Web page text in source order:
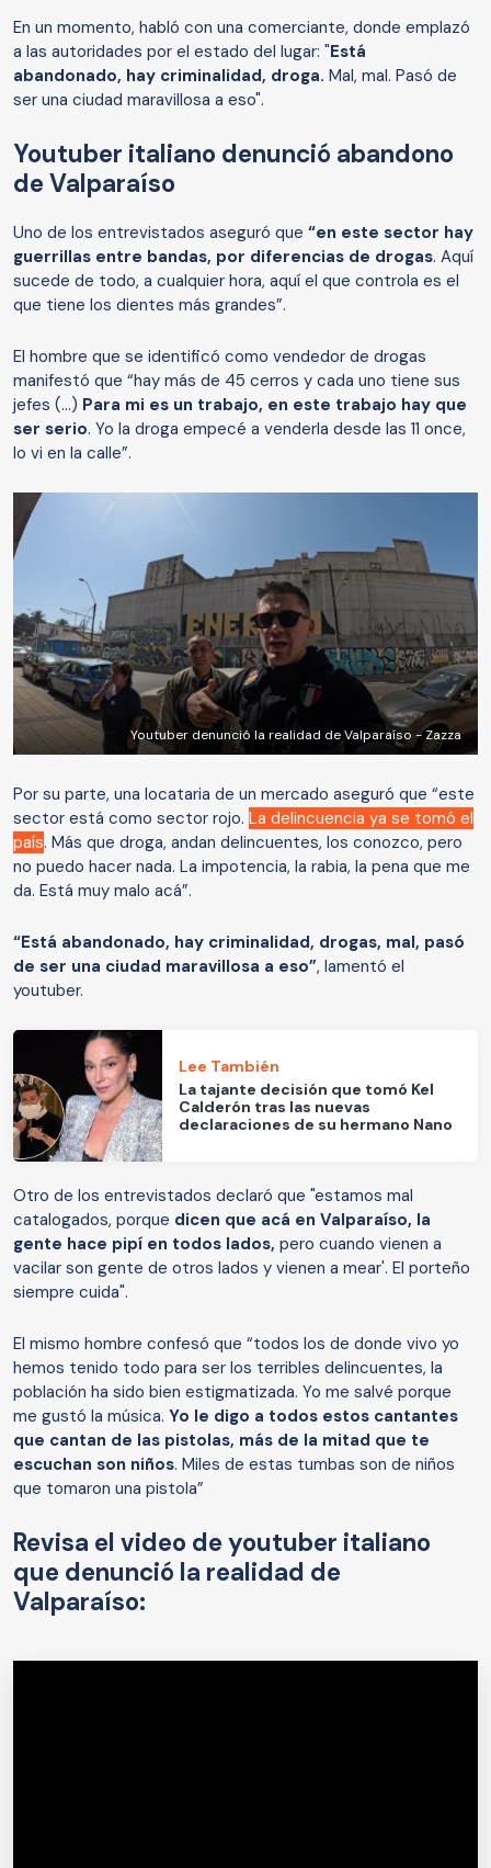
En un momento, habló con una comerciante, donde emplazó
a las autoridades por el estado del lugar: "Está
abandonado, hay criminalidad, droga. Mal, mal. Pasó de
ser una ciudad maravillosa a eso".
Youtuber italiano denunció abandono
de Valparaíso
Uno de los entrevistados aseguró que “en este sector hay
guerrillas entre bandas, por diferencias de drogas. Aquí
sucede de todo, a cualquier hora, aquí el que controla es el
que tiene los dientes más grandes”.
El hombre que se identificó como vendedor de drogas
manifestó que “hay más de 45 cerros y cada uno tiene sus
jefes (...) Para mi es un trabajo, en este trabajo hay que
ser serio. Yo la droga empecé a venderla desde las 11 once,
lo vi en la calle”.
Youtuber denunció la realidad de Valparaíso - Zazza
Por su parte, una locataria de un mercado aseguró que “este
sector está como sector rojo. La delincuencia ya se tomó el
país. Más que droga, andan delincuentes, los conozco, pero
no puedo hacer nada. La impotencia, la rabia, la pena que me
da. Está muy malo acá”.
“Está abandonado, hay criminalidad, drogas, mal, pasó
de ser una ciudad maravillosa a eso”, lamentó el
youtuber.
Lee También
La tajante decisión que tomó Kel
Calderón tras las nuevas
declaraciones de su hermano Nano
Otro de los entrevistados declaró que "estamos mal
catalogados, porque dicen que acá en Valparaíso, la
gente hace pipí en todos lados, pero cuando vienen a
vacilar son gente de otros lados y vienen a mear'. El porteño
siempre cuida".
El mismo hombre confesó que “todos los de donde vivo yo
hemos tenido todo para ser los terribles delincuentes, la
población ha sido bien estigmatizada. Yo me salvé porque
me gustó la música. Yo le digo a todos estos cantantes
que cantan de las pistolas, más de la mitad que te
escuchan son niños. Miles de estas tumbas son de niños
que tomaron una pistola”
Revisa el video de youtuber italiano
que denunció la realidad de
Valparaíso: